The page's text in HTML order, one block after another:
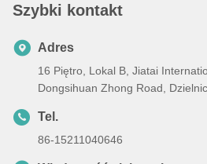
Szybki kontakt
Adres
16 Piętro, Lokal B, Jiatai
Dongsihuan Zhong Road,
Tel.
86-15211040646